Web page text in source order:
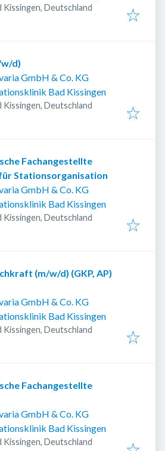
Kissingen, Deutschland
d)
GmbH & Co. KG
Bad Kissingen
Kissingen, Deutschland
Fachangestellte
Stationsorganisation
GmbH & Co. KG
Bad Kissingen
Kissingen, Deutschland
(m/w/d) (GKP, AP)
GmbH & Co. KG
Bad Kissingen
Kissingen, Deutschland
Fachangestellte
GmbH & Co. KG
Bad Kissingen
Kissingen, Deutschland